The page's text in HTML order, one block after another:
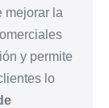
mejorar la
y permite
lo